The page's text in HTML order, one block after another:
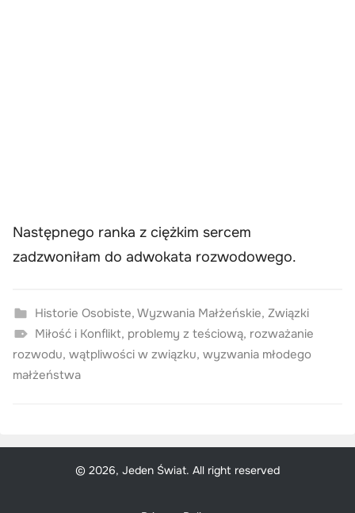
Następnego ranka z ciężkim sercem
zadzwoniłam do adwokata rozwodowego.
Historie Osobiste, Wyzwania Małżeńskie, Związki
Miłość i Konflikt, problemy z teściową, rozważanie
rozwodu, wątpliwości w związku, wyzwania młodego
małżeństwa
© 2026, Jeden Świat. All right reserved